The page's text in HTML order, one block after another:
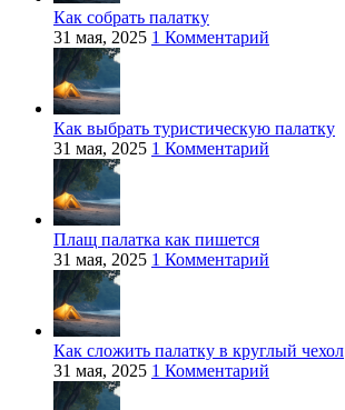
Как собрать палатку
31 мая, 2025 1 Комментарий
Как выбрать туристическую палатку
31 мая, 2025 1 Комментарий
Плащ палатка как пишется
31 мая, 2025 1 Комментарий
Как сложить палатку в круглый чехол
31 мая, 2025 1 Комментарий